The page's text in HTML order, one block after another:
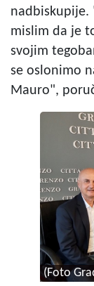
nadbiskupije.
mislim da je
svojim
se oslonimo
Mauro",
(Foto